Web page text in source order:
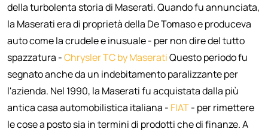
della turbolenta storia di Maserati. Quando fu annunciata,
la Maserati era di proprietà della De Tomaso e produceva
auto come la crudele e inusuale - per non dire del tutto
spazzatura -Chrysler TC by MaseratiQuesto periodo fu
segnato anche da un indebitamento paralizzante per
l'azienda. Nel 1990, la Maserati fu acquistata dalla più
antica casa automobilistica italiana - FIAT- per rimettere
le cose a posto sia in termini di prodotti che di finanze. A